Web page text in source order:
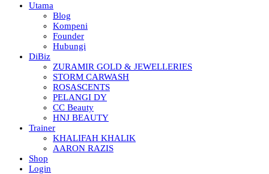
Utama
Blog
Kompeni
Founder
Hubungi
DiBiz
ZURAMIR GOLD & JEWELLERIES
STORM CARWASH
ROSASCENTS
PELANGI DY
CC Beauty
HNJ BEAUTY
Trainer
KHALIFAH KHALIK
AARON RAZIS
Shop
Login